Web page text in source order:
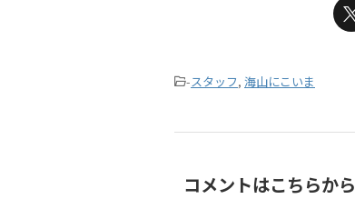
-スタッフ, 海山にこいま
コメントはこちらから